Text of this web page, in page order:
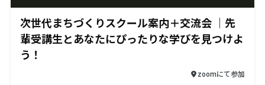
次世代まちづくりスクール案内＋交流会 ｜先
輩受講生とあなたにぴったりな学びを見つけよ
う！
zoomにて参加